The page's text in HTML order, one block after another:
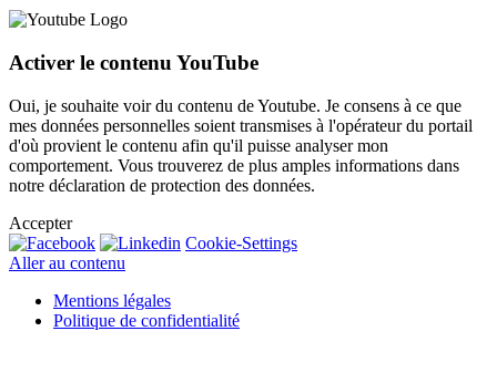
Activer le contenu YouTube
Oui, je souhaite voir du contenu de Youtube. Je consens à ce que
mes données personnelles soient transmises à l'opérateur du portail
d'où provient le contenu afin qu'il puisse analyser mon
comportement. Vous trouverez de plus amples informations dans
notre déclaration de protection des données.
Accepter
Cookie-Settings
Aller au contenu
Mentions légales
Politique de confidentialité